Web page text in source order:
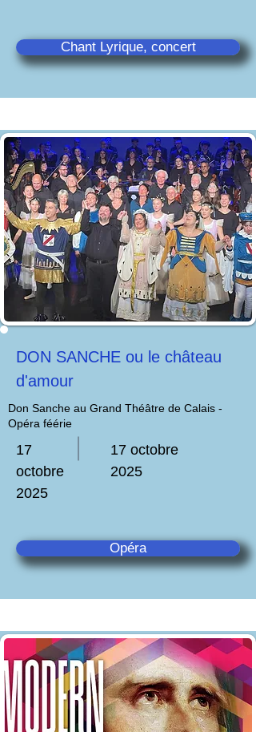
Chant Lyrique, concert
DON SANCHE ou le château
d'amour
Don Sanche au Grand Théâtre de Calais -
Opéra féérie
17
octobre
2025
17 octobre
2025
Opéra